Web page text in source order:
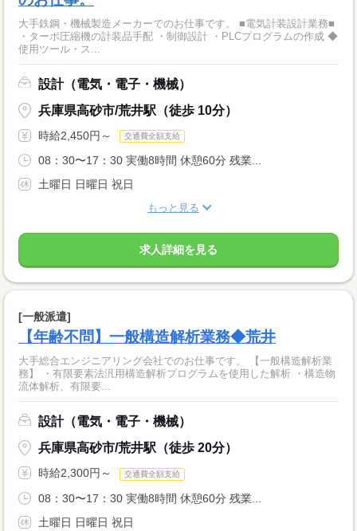
大手鉄鋼・機械製造メーカーでのお仕事です。 ■電気計装設計業務■
・ターボ圧縮機の計装品手配 ・制御設計 ・PLCプログラムの作成 ◆
使用ツール・ス...
設計（電気・電子・機械）
兵庫県高砂市/荒井駅（徒歩 10分）
時給2,450円～ 交通費全額支給
08：30〜17：30 実働8時間 休憩60分 残業...
土曜日 日曜日 祝日
もっと見る
求人詳細を見る
[一般派遣]
【年齢不問】一般構造解析業務◆荒井
大手総合エンジニアリング会社でのお仕事です。 【一般構造解析業
務】 ・有限要素法汎用構造解析プログラムを使用した解析 ・構造物
流体解析、有限要...
設計（電気・電子・機械）
兵庫県高砂市/荒井駅（徒歩 20分）
時給2,300円～ 交通費全額支給
08：30〜17：30 実働8時間 休憩60分 残業...
土曜日 日曜日 祝日